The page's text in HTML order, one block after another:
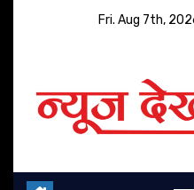
Fri. Aug 7th,